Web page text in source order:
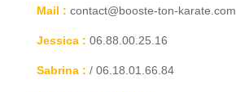
Mail : contact@booste-ton-karate.com
Jessica : 06.88.00.25.16
Sabrina : / 06.18.01.66.84